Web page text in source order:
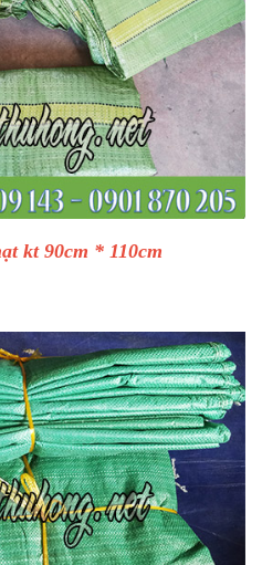
kt 90cm * 110cm